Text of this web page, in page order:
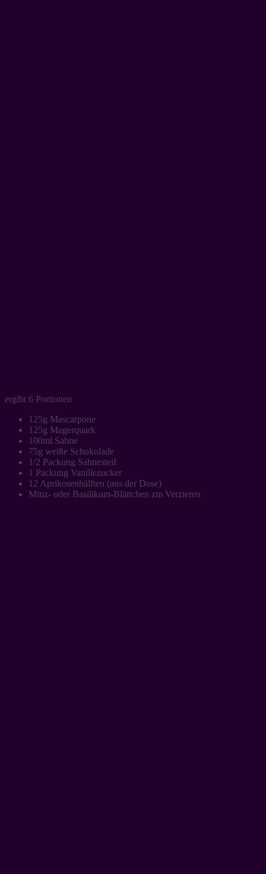
ergibt 6 Portionen
125g Mascarpone
125g Magerquark
100ml Sahne
75g weiße Schokolade
1/2 Packung Sahnesteif
1 Packung Vanillezucker
12 Aprikosenhälften (aus der Dose)
Minz- oder Basilikum-Blättchen zm Verzieren